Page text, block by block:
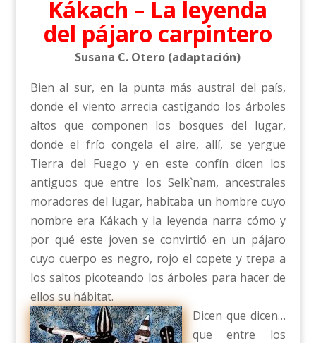
Kákach – La leyenda
del pájaro carpintero
Susana C. Otero (adaptación)
Bien al sur, en la punta más austral del país,
donde el viento arrecia castigando los árboles
altos que componen los bosques del lugar,
donde el frío congela el aire, allí, se yergue
Tierra del Fuego y en este confín dicen los
antiguos que entre los Selk`nam, ancestrales
moradores del lugar, habitaba un hombre cuyo
nombre era Kákach y la leyenda narra cómo y
por qué este joven se convirtió en un pájaro
cuyo cuerpo es negro, rojo el copete y trepa a
los saltos picoteando los árboles para hacer de
ellos su hábitat.
Dicen que dicen…
que entre los